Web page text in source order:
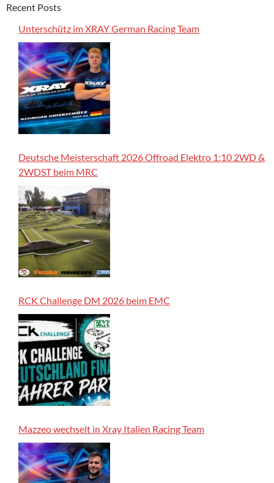
Recent Posts
Unterschütz im XRAY German Racing Team
Deutsche Meisterschaft 2026 Offroad Elektro 1:10 2WD &
2WDST beim MRC
RCK Challenge DM 2026 beim EMC
Mazzeo wechselt in Xray Italien Racing Team